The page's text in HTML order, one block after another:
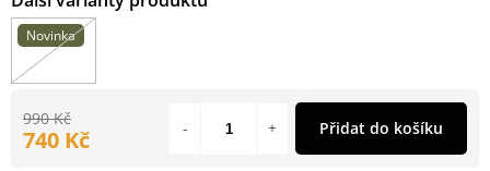
Novinka
990 Kč
740 Kč Přidat do košíku